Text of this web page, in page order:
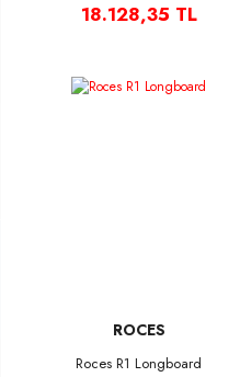
18.128,35 TL
ROCES
Roces R1 Longboard